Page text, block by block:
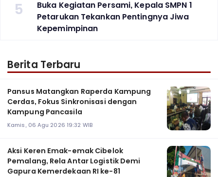
5
Buka Kegiatan Persami, Kepala SMPN 1
Petarukan Tekankan Pentingnya Jiwa
Kepemimpinan
Berita Terbaru
Pansus Matangkan Raperda Kampung
Cerdas, Fokus Sinkronisasi dengan
Kampung Pancasila
Kamis, 06 Agu 2026 19:32 WIB
Aksi Keren Emak-emak Cibelok
Pemalang, Rela Antar Logistik Demi
Gapura Kemerdekaan RI ke-81